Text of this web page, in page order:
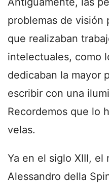
problemas de visión
que realizaban
intelectuales, como
dedicaban la mayor
escribir con una
Recordemos que lo
velas.
Ya en el siglo XIII, el
Alessandro della